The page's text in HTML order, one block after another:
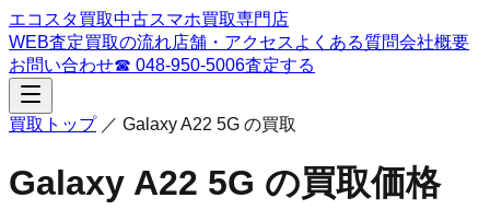
エコスタ買取中古スマホ買取専門店
WEB査定買取の流れ店舗・アクセス よくある質問会社概要
お問い合わせ☎ 048-950-5006査定する
買取トップ／ Galaxy A22 5G の買取
Galaxy A22 5G の買取価格